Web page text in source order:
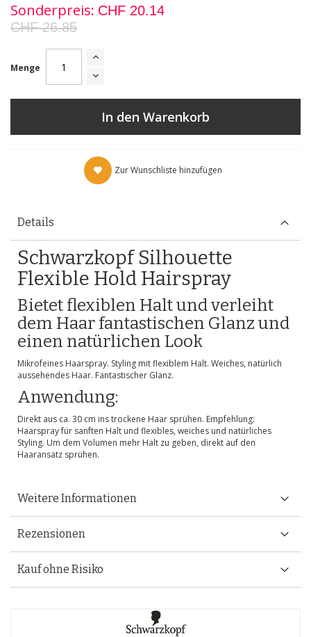
Sonderpreis CHF 20.14
CHF 26.85
Menge
In den Warenkorb
Zur Wunschliste hinzufügen
Details
Schwarzkopf Silhouette
Flexible Hold Hairspray
Bietet flexiblen Halt und verleiht
dem Haar fantastischen Glanz und
einen natürlichen Look
Mikrofeines Haarspray. Styling mit flexiblem Halt. Weiches, natürlich
aussehendes Haar. Fantastischer Glanz.
Anwendung:
Direkt aus ca. 30 cm ins trockene Haar sprühen. Empfehlung:
Haarspray für sanften Halt und flexibles, weiches und natürliches
Styling. Um dem Volumen mehr Halt zu geben, direkt auf den
Haaransatz sprühen.
Weitere Informationen
Rezensionen
Kauf ohne Risiko